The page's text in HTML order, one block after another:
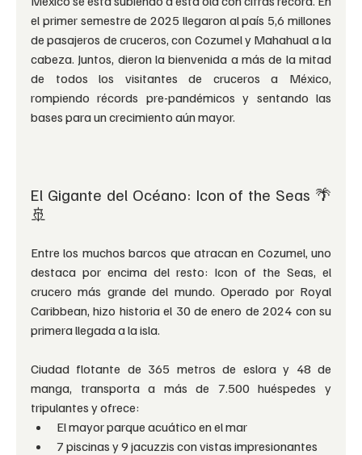
el primer semestre de 2025 llegaron al país 5,6 millones
de pasajeros de cruceros, con Cozumel y Mahahual a la
cabeza. Juntos, dieron la bienvenida a más de la mitad
de todos los visitantes de cruceros a México,
rompiendo récords pre-pandémicos y sentando las
bases para un crecimiento aún mayor.
El Gigante del Océano: Icon of the Seas 🌴
🚢
Entre los muchos barcos que atracan en Cozumel, uno
destaca por encima del resto: Icon of the Seas, el
crucero más grande del mundo. Operado por Royal
Caribbean, hizo historia el 30 de enero de 2024 con su
primera llegada a la isla.
Ciudad flotante de 365 metros de eslora y 48 de
manga, transporta a más de 7.500 huéspedes y
tripulantes y ofrece:
El mayor parque acuático en el mar
7 piscinas y 9 jacuzzis con vistas impresionantes